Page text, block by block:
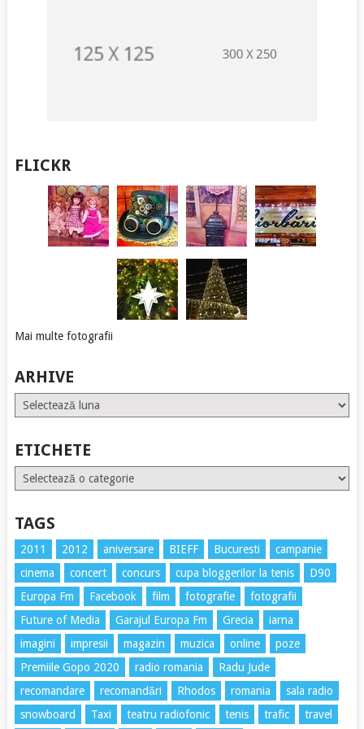
FLICKR
Mai multe fotografii
ARHIVE
Arhive
ETICHETE
Etichete
TAGS
2011 2012 aniversare BIEFF Bucuresti
campanie
cinema
concert concurs cupa bloggerilor la tenis
D90
Europa Fm
Facebook film fotografie
fotografii
Future of Media
Garajul Europa Fm Grecia
iarna
imagini
impresii magazin muzica online
poze
Premiile Gopo 2020
radio romania
Radu Jude
recomandare
recomandări Rhodos romania
sala radio
snowboard
Taxi teatru radiofonic tenis trafic travel